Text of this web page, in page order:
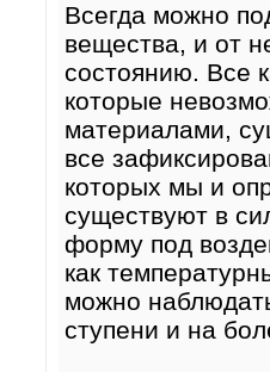
Всегда можно
вещества, и от
состоянию. Все
которые
материалами,
все
которых мы и
существуют в
форму под
как
можно
ступени и на